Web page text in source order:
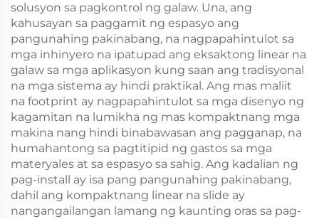
solusyon sa pagkontrol ng galaw. Una, ang
kahusayan sa paggamit ng espasyo ang
pangunahing pakinabang, na nagpapahintulot sa
mga inhinyero na ipatupad ang eksaktong linear na
galaw sa mga aplikasyon kung saan ang tradisyonal
na mga sistema ay hindi praktikal. Ang mas maliit
na footprint ay nagpapahintulot sa mga disenyo ng
kagamitan na lumikha ng mas kompaktnang mga
makina nang hindi binabawasan ang pagganap, na
humahantong sa pagtitipid ng gastos sa mga
materyales at sa espasyo sa sahig. Ang kadalian ng
pag-install ay isa pang pangunahing pakinabang,
dahil ang kompaktnang linear na slide ay
nangangailangan lamang ng kaunting oras sa pag-